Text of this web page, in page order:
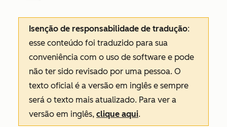
Isenção de responsabilidade de tradução:
esse conteúdo foi traduzido para sua
conveniência com o uso de software e pode
não ter sido revisado por uma pessoa. O
texto oficial é a versão em inglês e sempre
será o texto mais atualizado. Para ver a
versão em inglês, clique aqui.